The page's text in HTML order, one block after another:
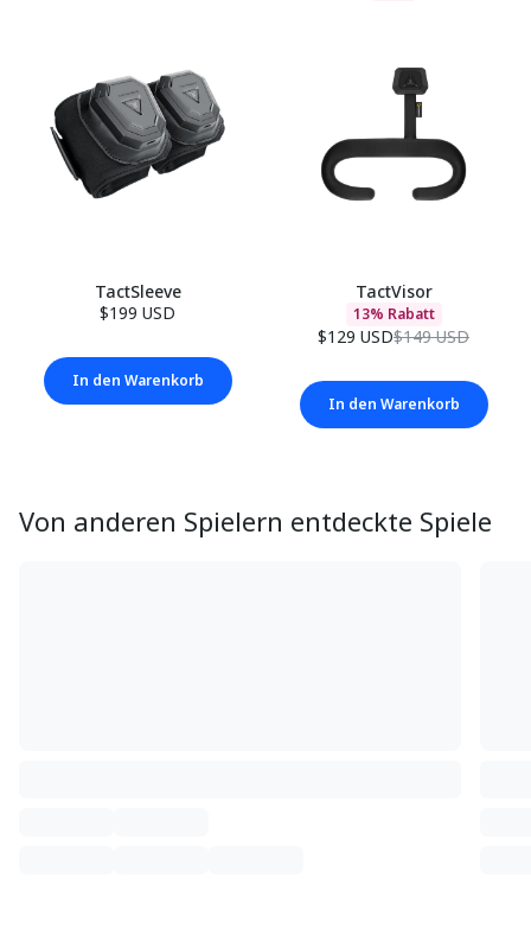
TactSleeve
$199 USD
In den Warenkorb
TactVisor
13% Rabatt
$129 USD$149 USD
In den Warenkorb
Von anderen Spielern entdeckte Spiele